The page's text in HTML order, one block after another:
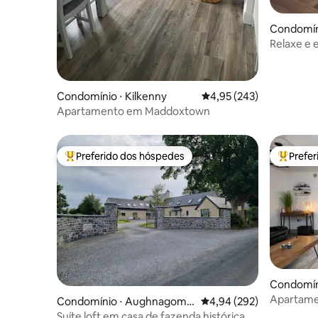
Condomínio ⋅ Kilkenny 4,95 de uma avaliação
4,95 (243)
Apartamento em Maddoxtown
Relaxe e
Entre os melhores preferidos dos hóspedes
Preferido dos hóspedes
Condomínio ⋅ Aughnagoma
un
4,94 de uma avaliação
4,94 (292)
Entre